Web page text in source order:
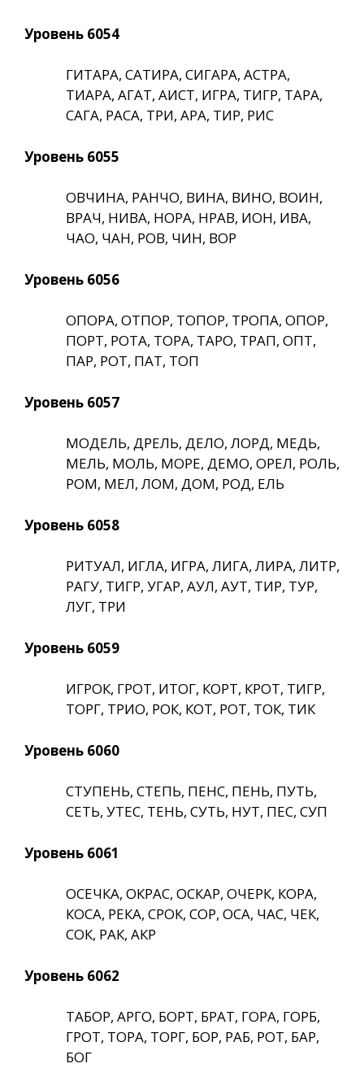
Уровень 6054
ГИТАРА, САТИРА, СИГАРА, АСТРА,
ТИАРА, АГАТ, АИСТ, ИГРА, ТИГР, ТАРА,
САГА, РАСА, ТРИ, АРА, ТИР, РИС
Уровень 6055
ОВЧИНА, РАНЧО, ВИНА, ВИНО, ВОИН,
ВРАЧ, НИВА, НОРА, НРАВ, ИОН, ИВА,
ЧАО, ЧАН, РОВ, ЧИН, ВОР
Уровень 6056
ОПОРА, ОТПОР, ТОПОР, ТРОПА, ОПОР,
ПОРТ, РОТА, ТОРА, ТАРО, ТРАП, ОПТ,
ПАР, РОТ, ПАТ, ТОП
Уровень 6057
МОДЕЛЬ, ДРЕЛЬ, ДЕЛО, ЛОРД, МЕДЬ,
МЕЛЬ, МОЛЬ, МОРЕ, ДЕМО, ОРЕЛ, РОЛЬ,
РОМ, МЕЛ, ЛОМ, ДОМ, РОД, ЕЛЬ
Уровень 6058
РИТУАЛ, ИГЛА, ИГРА, ЛИГА, ЛИРА, ЛИТР,
РАГУ, ТИГР, УГАР, АУЛ, АУТ, ТИР, ТУР,
ЛУГ, ТРИ
Уровень 6059
ИГРОК, ГРОТ, ИТОГ, КОРТ, КРОТ, ТИГР,
ТОРГ, ТРИО, РОК, КОТ, РОТ, ТОК, ТИК
Уровень 6060
СТУПЕНЬ, СТЕПЬ, ПЕНС, ПЕНЬ, ПУТЬ,
СЕТЬ, УТЕС, ТЕНЬ, СУТЬ, НУТ, ПЕС, СУП
Уровень 6061
ОСЕЧКА, ОКРАС, ОСКАР, ОЧЕРК, КОРА,
КОСА, РЕКА, СРОК, СОР, ОСА, ЧАС, ЧЕК,
СОК, РАК, АКР
Уровень 6062
ТАБОР, АРГО, БОРТ, БРАТ, ГОРА, ГОРБ,
ГРОТ, ТОРА, ТОРГ, БОР, РАБ, РОТ, БАР,
БОГ